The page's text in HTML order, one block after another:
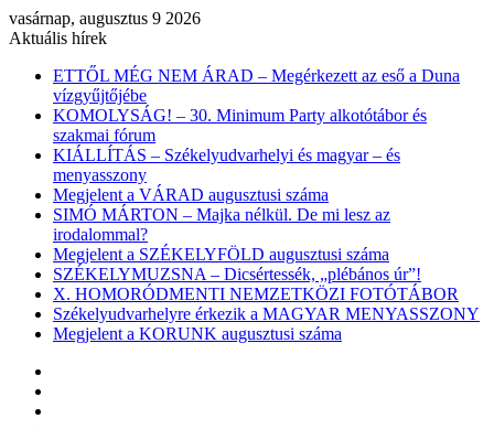
vasárnap, augusztus 9 2026
Aktuális hírek
ETTŐL MÉG NEM ÁRAD – Megérkezett az eső a Duna
vízgyűjtőjébe
KOMOLYSÁG! – 30. Minimum Party alkotótábor és
szakmai fórum
KIÁLLÍTÁS – Székelyudvarhelyi és magyar – és
menyasszony
Megjelent a VÁRAD augusztusi száma
SIMÓ MÁRTON – Majka nélkül. De mi lesz az
irodalommal?
Megjelent a SZÉKELYFÖLD augusztusi száma
SZÉKELYMUZSNA – Dicsértessék, „plébános úr”!
X. HOMORÓDMENTI NEMZETKÖZI FOTÓTÁBOR
Székelyudvarhelyre érkezik a MAGYAR MENYASSZONY
Megjelent a KORUNK augusztusi száma